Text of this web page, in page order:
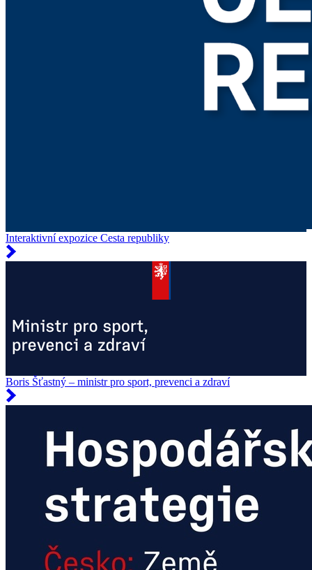
Interaktivní expozice Cesta republiky
Boris Šťastný – ministr pro sport, prevenci a zdraví